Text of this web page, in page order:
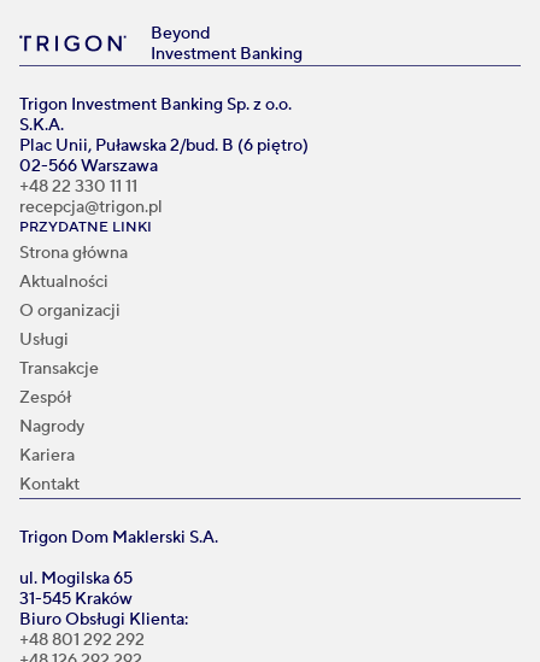
Beyond
Investment Banking
Trigon Investment Banking Sp. z o.o.
S.K.A.
Plac Unii, Puławska 2/bud. B (6 piętro)
02-566 Warszawa
+48 22 330 11 11
recepcja@trigon.pl
PRZYDATNE LINKI
Strona główna
Aktualności
O organizacji
Usługi
Transakcje
Zespół
Nagrody
Kariera
Kontakt
Trigon Dom Maklerski S.A.
ul. Mogilska 65
31-545 Kraków
Biuro Obsługi Klienta:
+48 801 292 292